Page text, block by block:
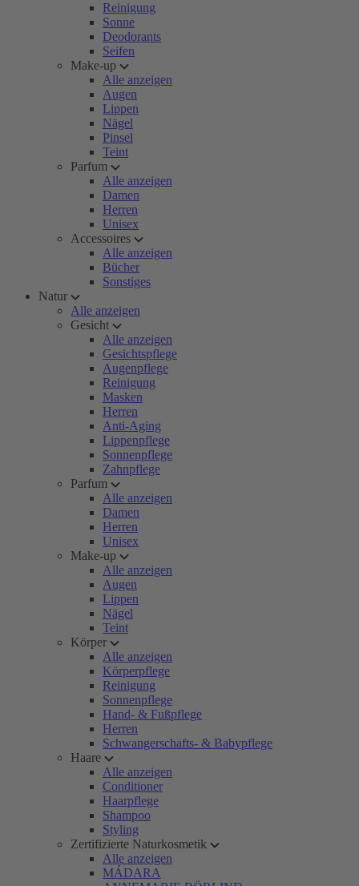
Reinigung
Sonne
Deodorants
Seifen
Make-up
Alle anzeigen
Augen
Lippen
Nägel
Pinsel
Teint
Parfum
Alle anzeigen
Damen
Herren
Unisex
Accessoires
Alle anzeigen
Bücher
Sonstiges
Natur
Alle anzeigen
Gesicht
Alle anzeigen
Gesichtspflege
Augenpflege
Reinigung
Masken
Herren
Anti-Aging
Lippenpflege
Sonnenpflege
Zahnpflege
Parfum
Alle anzeigen
Damen
Herren
Unisex
Make-up
Alle anzeigen
Augen
Lippen
Nägel
Teint
Körper
Alle anzeigen
Körperpflege
Reinigung
Sonnenpflege
Hand- & Fußpflege
Herren
Schwangerschafts- & Babypflege
Haare
Alle anzeigen
Conditioner
Haarpflege
Shampoo
Styling
Zertifizierte Naturkosmetik
Alle anzeigen
MÁDARA